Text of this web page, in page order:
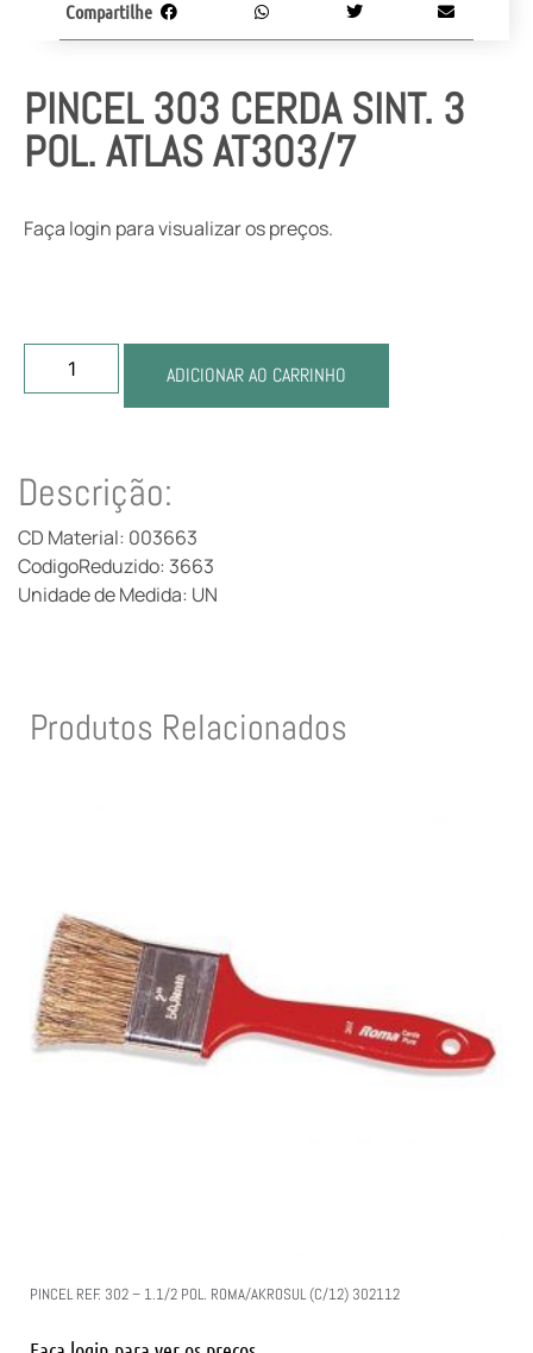
PINCEL 303 CERDA SINT. 3
POL. ATLAS AT303/7
Faça login para visualizar os preços.
ADICIONAR AO CARRINHO
Compartilhe
Descrição:
CD Material: 003663
CodigoReduzido: 3663
Unidade de Medida: UN
Produtos Relacionados
PINCEL REF. 302 – 1.1/2 POL. ROMA/AKROSUL (C/12) 302112